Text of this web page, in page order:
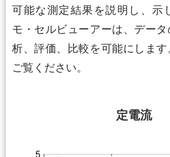
可能な測定結果を説明し、示
モ・セルビューアーは、デー
析、評価、比較を可能にします
ご覧ください。
定電流